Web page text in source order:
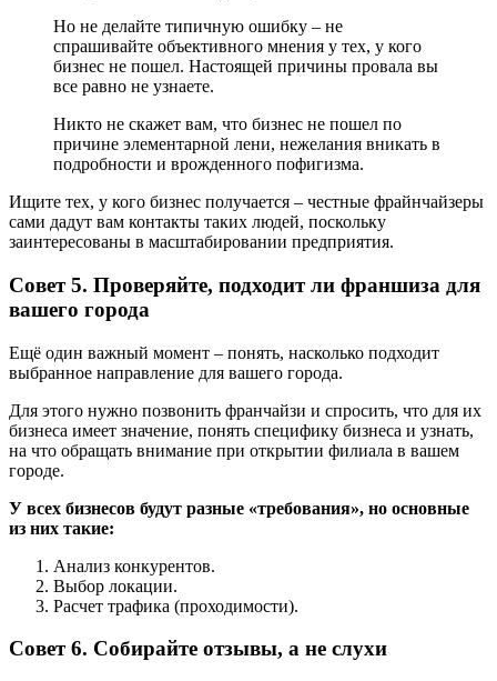
Но не делайте типичную ошибку – не
спрашивайте объективного мнения у тех, у кого
бизнес не пошел. Настоящей причины провала вы
все равно не узнаете.
Никто не скажет вам, что бизнес не пошел по
причине элементарной лени, нежелания вникать в
подробности и врожденного пофигизма.
Ищите тех, у кого бизнес получается – честные фрайнчайзеры
сами дадут вам контакты таких людей, поскольку
заинтересованы в масштабировании предприятия.
Совет 5. Проверяйте, подходит ли франшиза для
вашего города
Ещё один важный момент – понять, насколько подходит
выбранное направление для вашего города.
Для этого нужно позвонить франчайзи и спросить, что для их
бизнеса имеет значение, понять специфику бизнеса и узнать,
на что обращать внимание при открытии филиала в вашем
городе.
У всех бизнесов будут разные «требования», но основные
из них такие:
Анализ конкурентов.
Выбор локации.
Расчет трафика (проходимости).
Совет 6. Собирайте отзывы, а не слухи